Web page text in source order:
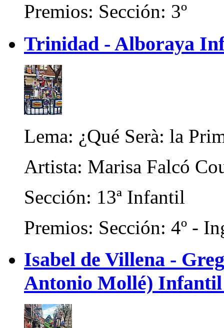
Premios: Sección: 3º
Trinidad - Alboraya
Lema: ¿Qué Serà: la
Artista: Marisa Falcó
Sección: 13ª Infantil
Premios: Sección: 4º -
Isabel de Villena -
Antonio Mollé) Infantil